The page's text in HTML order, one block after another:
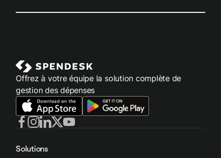
Offrez à votre équipe la solution complète de
gestion des dépenses
Solutions